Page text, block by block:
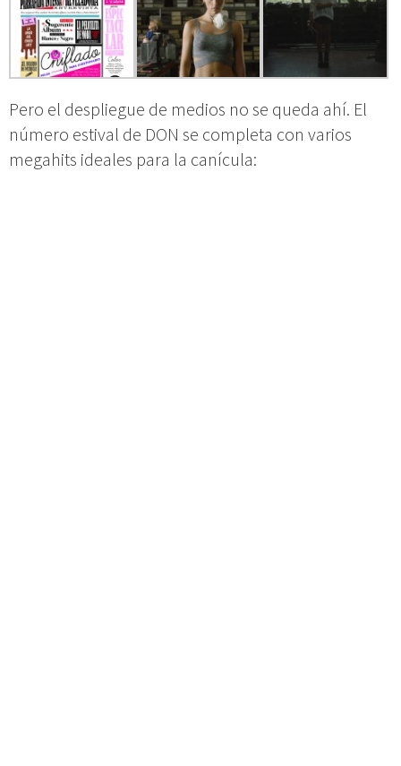
Pero el despliegue de medios no se queda ahí. El
número estival de DON se completa con varios
megahits ideales para la canícula: